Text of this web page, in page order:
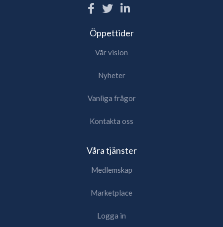
Öppettider
Vår vision
Nyheter
Vanliga frågor
Kontakta oss
Våra tjänster
Medlemskap
Marketplace
Logga in